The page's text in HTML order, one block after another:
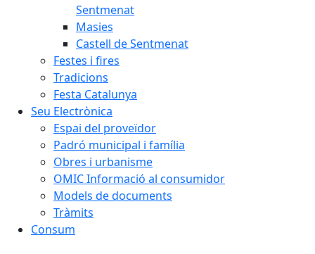
Sentmenat
Masies
Castell de Sentmenat
Festes i fires
Tradicions
Festa Catalunya
Seu Electrònica
Espai del proveïdor
Padró municipal i família
Obres i urbanisme
OMIC Informació al consumidor
Models de documents
Tràmits
Consum